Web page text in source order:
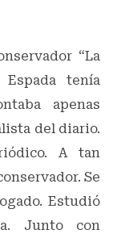
“La
Espada tenía
apenas
del diario.
A tan
Se
Estudió
Junto con